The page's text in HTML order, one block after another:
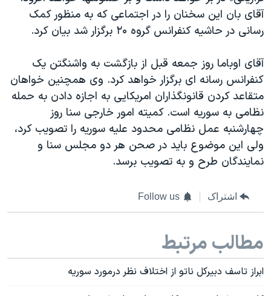
آقای بان این سخنان را در اجتماعی که به منظور کمک
رسانی در حاشیه کنفرانس گروه ۲۰ برگزار شد بیان کرد.
آقای اوباما روز جمعه قبل از بازگشت به واشنگتن یک
کنفرانس رسانه ای برگزار خواهد کرد. وی همچنین خواهان
متقاعد کردن قانونگذاران امریکایی به اجازه دادن به حمله
نظامی به سوریه است. کمیته امور خارجی سنا روز
چهارشنبه عمل نظامی محدود علیه سوریه را تصویب کرد،
ولی این موضوع باید در صحن هر دو مجلس سنا و
نمایندگان طرح و به تصویب برسد.
اشتراک Follow us
مطالب مرتبط
ابراز تاسف دبیرکل ناتو از اختلاف نظر درمورد سوریه